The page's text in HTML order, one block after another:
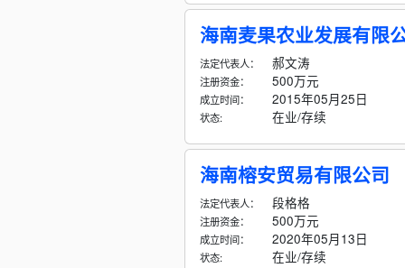
海南麦果农业发展有限
法定代表人： 郝文涛
注册资金： 500万元
成立时间： 2015年05月25日
状态: 在业/存续
海南榕安贸易有限公司
法定代表人： 段格格
注册资金： 500万元
成立时间： 2020年05月13日
状态: 在业/存续